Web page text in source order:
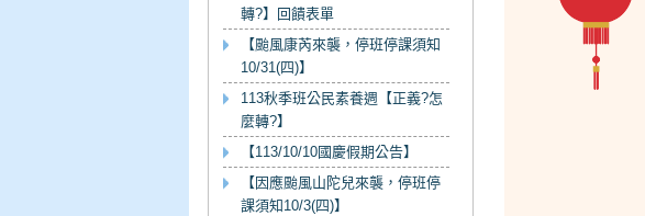
轉?】回饋表單
【颱風康芮來襲，停班停課須知
10/31(四)】
113秋季班公民素養週【正義?怎
麼轉?】
【113/10/10國慶假期公告】
【因應颱風山陀兒來襲，停班停
課須知10/3(四)】